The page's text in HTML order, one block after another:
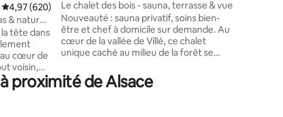
Évaluation moyenne sur la base de 620 commentaires : 4,97 sur 5
4,97 (620)
& nature
tête dans
cœur de
voisin,
une
de notre
Le chalet des bois - sauna, terrasse & vue
Nouveauté : sauna privatif, soins bien-
être et chef à domicile sur demande. Au
cœur de la vallée de Villé, ce chalet
unique caché au milieu de la forêt se
rassurant. Tel un oiseau dans son nichoir,
vous profiterez du calme environnant et
proximité de Alsace